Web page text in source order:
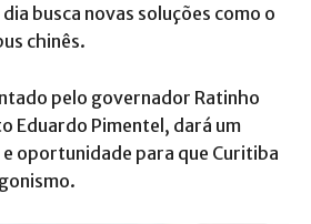
busca novas soluções como o
chinês.
pelo governador Ratinho
Eduardo Pimentel, dará um
oportunidade para que Curitiba